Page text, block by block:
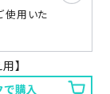
使用いた
】